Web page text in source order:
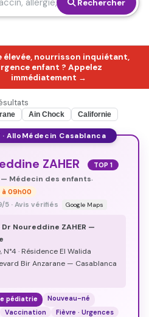
Rechercher
élevée, nourrisson inquiétant,
enfant ? Appelez
immédiatement →
Ain Chock Californie
· AlloMédecin Casablanca
ZAHER TOP 1
Médecin des enfants•
à 09h00
5 · Avis vérifiés Google Maps
Noureddine ZAHER —
N°4 · Résidence El Walida
Bir Anzarane — Casablanca
pédiatrie
Nouveau-né
Vaccination
Fièvre · Urgences